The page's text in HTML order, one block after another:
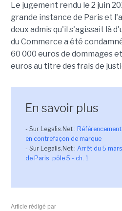
Le jugement rendu le 2 juin
grande instance de Paris et
deux admis qu'il s'agissait là
du Commerce a été
60 000 euros de dommages
euros au titre des frais de
En savoir plus
- Sur Legalis.Net :
en contrefaçon de marque
- Sur Legalis.Net : Arrêt du 5
de Paris, pôle 5 - ch. 1
Article rédigé par